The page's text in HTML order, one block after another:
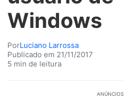
Windows
PorLuciano Larrossa
Publicado em 21/11/2017
5 min de leitura
ANÚNCIOS